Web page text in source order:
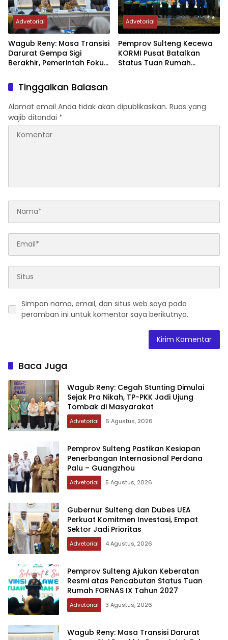
Advetorial
Wagub Reny: Masa Transisi
Darurat Gempa Sigi
Berakhir, Pemerintah Fokus
Advetorial
Pemprov Sulteng Kecewa
KORMI Pusat Batalkan
Status Tuan Rumah
Tinggalkan Balasan
Alamat email Anda tidak akan dipublikasikan. Ruas yang
wajib ditandai *
Simpan nama, email, dan situs web saya pada
peramban ini untuk komentar saya berikutnya.
Baca Juga
Wagub Reny: Cegah Stunting Dimulai
Sejak Pra Nikah, TP-PKK Jadi Ujung
Tombak di Masyarakat
Advetorial 6 Agustus, 2026
Pemprov Sulteng Pastikan Kesiapan
Penerbangan Internasional Perdana
Palu – Guangzhou
Advetorial 5 Agustus, 2026
Gubernur Sulteng dan Dubes UEA
Perkuat Komitmen Investasi, Empat
Sektor Jadi Prioritas
Advetorial 4 Agustus, 2026
Pemprov Sulteng Ajukan Keberatan
Resmi atas Pencabutan Status Tuan
Rumah FORNAS IX Tahun 2027
Advetorial 3 Agustus, 2026
Wagub Reny: Masa Transisi Darurat